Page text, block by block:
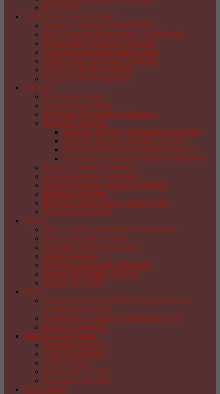
ДЕКУПАЖ
Handmade к праздникам
8 марта. Подарки HANDMADE
День Святого Валентина — handmade
Handmade к празднику ПАСХA
Праздничная сервировка стола
Новогодние игрушки и поделки
Открытки ручной работы
Подарки своими руками
Вязание
Вязание игрушек
Куколки Амигуруми
Журналы со схемами. Вязание
Вязание крючком
Вязание пледов, покрывал и подушек
Вязаная крючком одежда. Схемы
Вязание крючком. Мелочи и поделки
Салфетки, скатерти и коврики крючком
Вязание сумок и корзинок
Цветы крючком и спицами
Вязание. Шапки, шляпы и шарфы
Вязание спицами
Вязание. Украшения и аксессуары
Вязание для детей
Шитье
Шитье сумок, косметичек, кошельков
Шитье для уюта в доме
Пэчворк, лоскутное шитье
Шитье одежды
Игрушки из носков и перчаток
Шитье. ИГРУШКИ, КУКЛЫ
Шитье для детей
Кухня
Кондитерское искусство из марципана и
сахарной мастики
Кулинария. Сладкая и красивая кухня
Вкусные рецепты
Красота и Здоровье
Рецепты красоты
Сам себе лекарь
Мода и стиль
Движение и спорт
Здоровое питание
Все рубрики